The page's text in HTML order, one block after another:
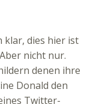
klar, dies hier ist
nicht nur.
denen ihre
Donald den
Twitter-